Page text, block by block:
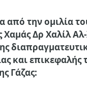
από την ομιλία
Χαμάς Δρ Χαλίλ
και επικεφαλής
Γάζας: